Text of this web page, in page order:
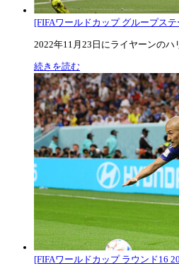
[FIFAワールドカップ グループス
2022年11月23日にライヤーンの
続きを読む
[FIFAワールドカップ ラウンド16